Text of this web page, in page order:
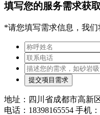
填写您的服务需求获
*请您填写需求信息，我们
提交项目需求
地址：四川省成都市高新
电话：18398165554 手机